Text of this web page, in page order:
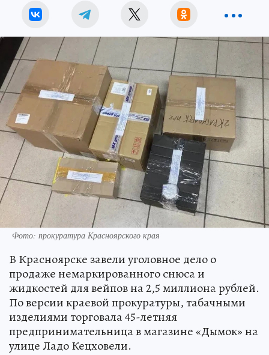
Фото: прокуратура Красноярского края
В Красноярске завели уголовное дело о
продаже немаркированного снюса и
жидкостей для вейпов на 2,5 миллиона рублей.
По версии краевой прокуратуры, табачными
изделиями торговала 45-летняя
предпринимательница в магазине «Дымок» на
улице Ладо Кецховели.